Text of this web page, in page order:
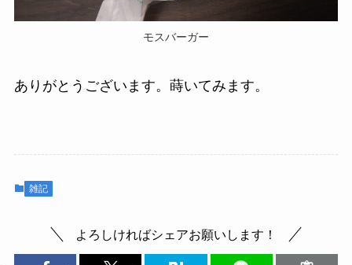
モスバーガー
ありがとうございます。蒔いてみます。
雑記
よろしければシェアお願いします！